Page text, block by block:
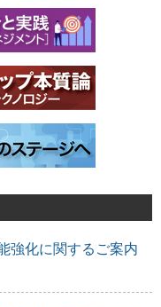
強化に関するご案内